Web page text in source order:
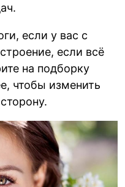
если у вас с
если всё
на подборку
чтобы изменить